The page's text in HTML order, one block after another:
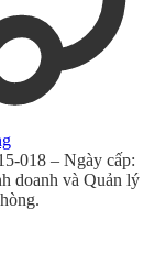
018 – Ngày cấp:
doanh và Quản lý